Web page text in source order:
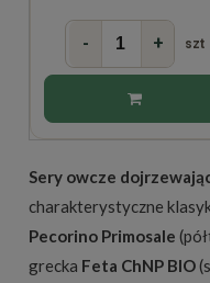
- + szt
Sery owcze
charakterystyczne
Pecorino Primosale
grecka Feta ChNP BIO